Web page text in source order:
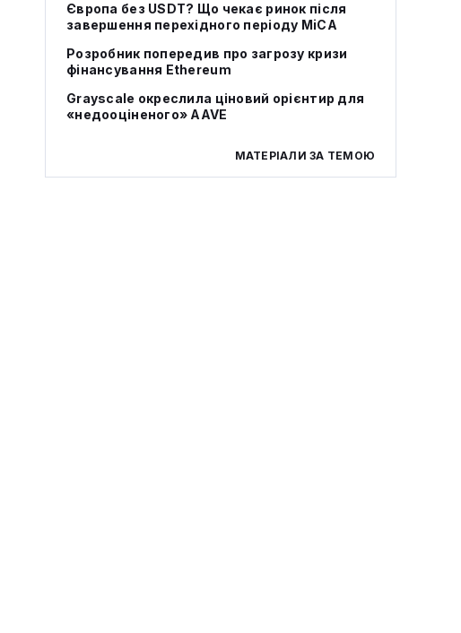
Європа без USDT? Що чекає ринок після
завершення перехідного періоду MiCA
Розробник попередив про загрозу кризи
фінансування Ethereum
Grayscale окреслила ціновий орієнтир для
«недооціненого» AAVE
МАТЕРІАЛИ ЗА ТЕМОЮ